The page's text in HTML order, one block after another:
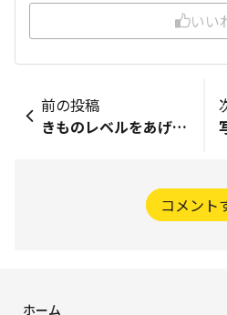
いい
前の投稿
きものレベルをあげよう
コメント
ホーム